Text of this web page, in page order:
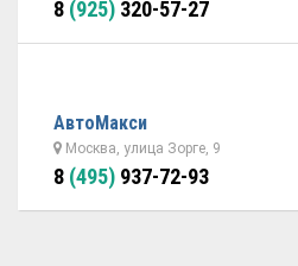
8 (925) 320-57-27
АвтоМакси
Москва, улица Зорге, 9
8 (495) 937-72-93